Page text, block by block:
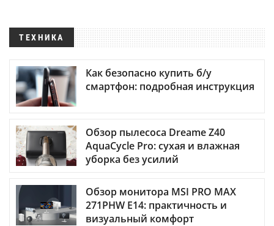
ТЕХНИКА
Как безопасно купить б/у
смартфон: подробная инструкция
Обзор пылесоса Dreame Z40
AquaCycle Pro: сухая и влажная
уборка без усилий
Обзор монитора MSI PRO MAX
271PHW E14: практичность и
визуальный комфорт